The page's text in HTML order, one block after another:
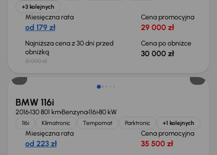
+3 kolejnych
Miesięczna rata
od 179 zł
Cena promocyjna
29 000 zł
Najniższa cena z 30 dni przed
obniżką
31 000 zł
Cena po obniżce
30 000 zł
Taniej o 500 zł
BMW 116i
2016130 801 kmBenzyna116i80 kW
116i Klimatronic Tempomat Parktronic +1 kolejnych
Miesięczna rata
od 223 zł
Cena promocyjna
35 500 zł